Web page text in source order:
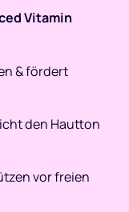
Vitamin
& fördert
den Hautton
vor freien